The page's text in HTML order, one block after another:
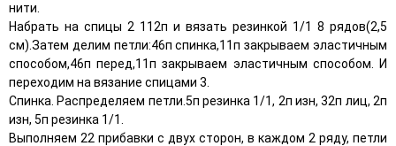
нити.
Набрать на спицы 2 112п и вязать резинкой 1/1 8 рядов(2,5
см).Затем делим петли:46п спинка,11п закрываем эластичным
способом,46п перед,11п закрываем эластичным способом. И
переходим на вязание спицами 3.
Спинка. Распределяем петли.5п резинка 1/1, 2п изн, 32п лиц, 2п
изн, 5п резинка 1/1.
Выполняем 22 прибавки с двух сторон, в каждом 2 ряду, петли